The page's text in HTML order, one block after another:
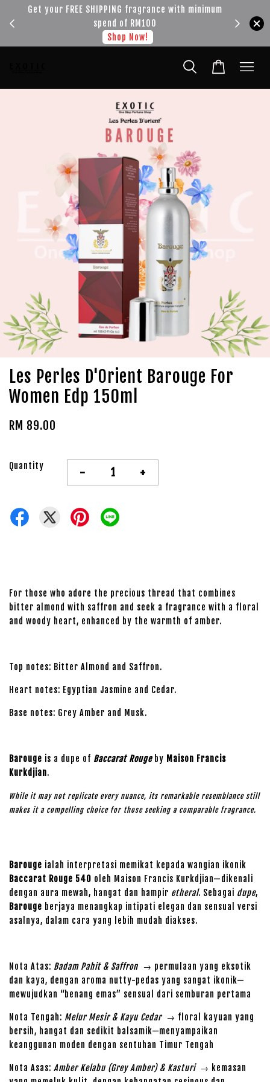
Get your FREE SHIPPING fragrance with minimum
spend of RM100
Shop Now!
Les Perles D'Orient Barouge For
Women Edp 150ml
RM 89.00
Quantity - +
For those who adore the precious thread that combines
bitter almond with saffron and seek a fragrance with a floral
and woody heart, enhanced by the warmth of amber.
Top notes: Bitter Almond and Saffron.
Heart notes: Egyptian Jasmine and Cedar.
Base notes: Grey Amber and Musk.
Barouge is a dupe of Baccarat Rougeby Maison Francis
Kurkdjian.
While it may not replicate every nuance, its remarkable resemblance still
makes it a compelling choice for those seeking a comparable fragrance.
Barouge ialah interpretasi memikat kepada wangian ikonik
Baccarat Rouge 540 oleh Maison Francis Kurkdjian—dikenali
dengan aura mewah, hangat dan hampir etheral. Sebagai dupe,
Barouge berjaya menangkap intipati elegan dan sensual versi
asalnya, dalam cara yang lebih mudah diakses.
Nota Atas: Badam Pahit & Saffron → permulaan yang eksotik
dan kaya, dengan aroma nutty-pedas yang sangat ikonik—
mewujudkan “benang emas” sensual dari semburan pertama
Nota Tengah: Melur Mesir & Kayu Cedar→ floral kayuan yang
bersih, hangat dan sedikit balsamik—menyampaikan
keanggunan moden dengan sentuhan Timur Tengah
Nota Asas: Amber Kelabu (Grey Amber) & Kasturi→ kemasan